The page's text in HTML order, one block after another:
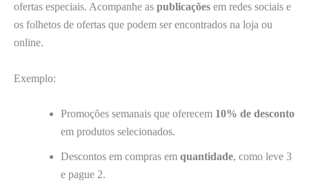
ofertas especiais. Acompanhe as publicações em redes sociais e
os folhetos de ofertas que podem ser encontrados na loja ou
online.
Exemplo:
Promoções semanais que oferecem 10% de desconto
em produtos selecionados.
Descontos em compras em quantidade, como leve 3
e pague 2.